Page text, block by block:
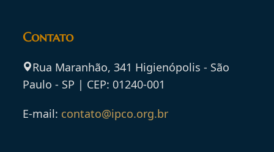
Contato
Rua Maranhão, 341 Higienópolis - São
Paulo - SP | CEP: 01240-001
E-mail: contato@ipco.org.br